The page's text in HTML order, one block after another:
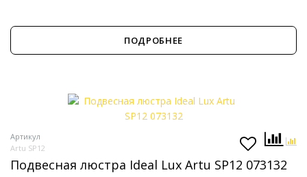
ПОДРОБНЕЕ
Артикул
Artu SP12
Подвесная люстра Ideal Lux Artu SP12 073132